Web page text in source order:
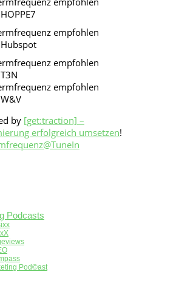
by [get:traction] –
erfolgreich umsetzen!
Podcasts
Pod©ast